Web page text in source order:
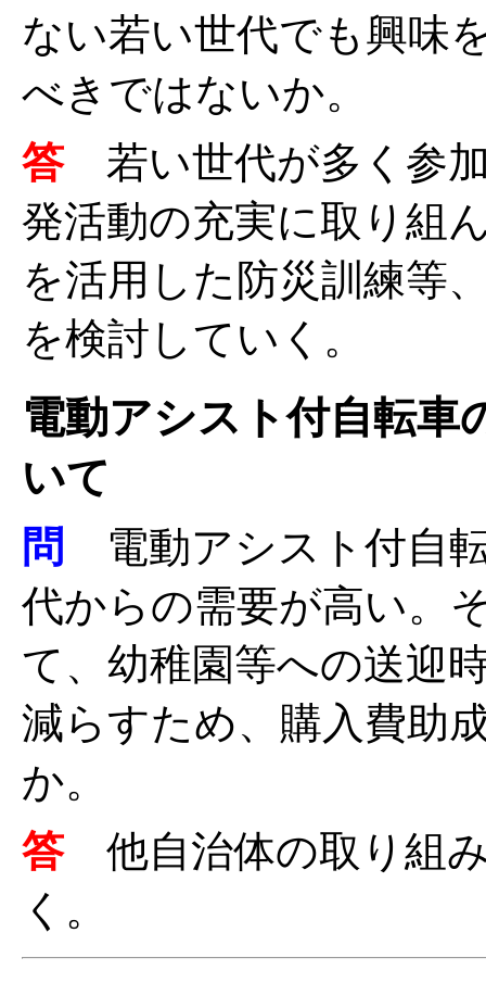
ない若い世代でも興味
べきではないか。
答 若い世代が多く参
発活動の充実に取り組
を活用した防災訓練等
を検討していく。
電動アシスト付自転車
いて
問
電動アシスト付自
代からの需要が高い。
て、幼稚園等への送迎
減らすため、購入費助
か。
答 他自治体の取り組
く。